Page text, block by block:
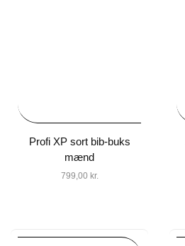
Profi XP sort bib-buks
mænd
799,00 kr.